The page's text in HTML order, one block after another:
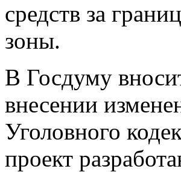
средств за
зоны.
В Госдуму
внесении
Уголовного
проект